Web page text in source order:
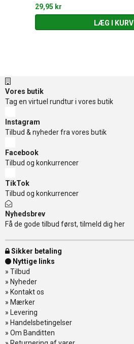
29,95 kr
LÆG I KURV
Vores butik
Tag en virtuel rundtur i vores butik
Instagram
Tilbud & nyheder fra vores butik
Facebook
Tilbud og konkurrencer
TikTok
Tilbud og konkurrencer
Nyhedsbrev
Få de gode tilbud først, tilmeld dig her
Sikker betaling
Nyttige links
» Tilbud
» Nyheder
» Kontakt os
» Mærker
» Levering
» Handelsbetingelser
» Om Banditten